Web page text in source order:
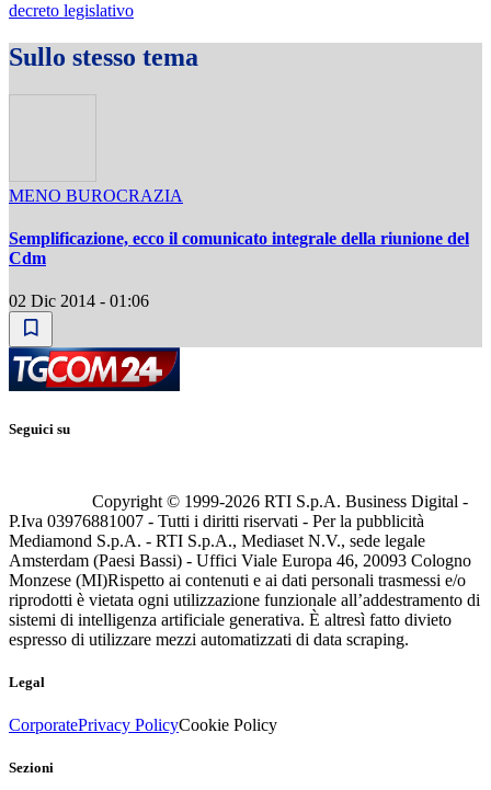
decreto legislativo
Sullo stesso tema
MENO BUROCRAZIA
Semplificazione, ecco il comunicato integrale della riunione del
Cdm
02 Dic 2014 - 01:06
Seguici su
Copyright © 1999-2026 RTI S.p.A. Business Digital -
P.Iva 03976881007 - Tutti i diritti riservati - Per la pubblicità
Mediamond S.p.A. - RTI S.p.A., Mediaset N.V., sede legale
Amsterdam (Paesi Bassi) - Uffici Viale Europa 46, 20093 Cologno
Monzese (MI)Rispetto ai contenuti e ai dati personali trasmessi e/o
riprodotti è vietata ogni utilizzazione funzionale all’addestramento di
sistemi di intelligenza artificiale generativa. È altresì fatto divieto
espresso di utilizzare mezzi automatizzati di data scraping.
Legal
CorporatePrivacy PolicyCookie Policy
Sezioni